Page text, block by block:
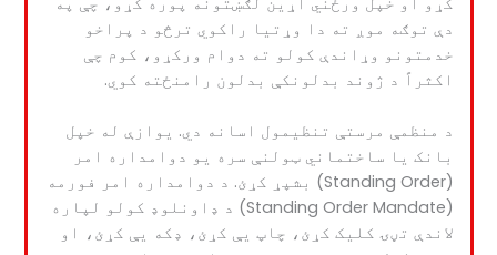
دې توګه موږ ته دا وړتیا راکوي ترڅو د پراخو
خدمتونو وړاندې کولو ته دوام ورکړو، کوم چې
اکثراً د ژوند بدلونکې بدلون رامنځته کوي.
د منظمې مرستې تنظیمول اسانه دي. یوازې له خپل
بانک یا ساختماني ټولنې سره یو دوامداره امر
(Standing Order) بشپړ کړئ. د دوامداره امر فورمه
(Standing Order Mandate) د ډاونلوډ کولو لپاره
لاندې تڼۍ کلیک کړئ، چاپ یې کړئ، ډکه یې کړئ، او